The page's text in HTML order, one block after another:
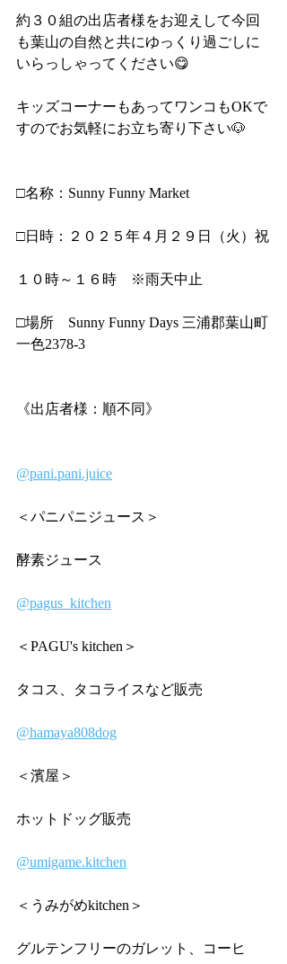
約３０組の出店者様をお迎えして今回
も葉山の自然と共にゆっくり過ごしに
いらっしゃってください😋
キッズコーナーもあってワンコもOKで
すのでお気軽にお立ち寄り下さい🐶
□名称：Sunny Funny Market
□日時：２０２５年４月２９日（火）祝
１０時～１６時　※雨天中止
□場所　Sunny Funny Days 三浦郡葉山町
一色2378-3
《出店者様：順不同》
@pani.pani.juice
＜パニパニジュース＞
酵素ジュース
@pagus_kitchen
＜PAGU's kitchen＞
タコス、タコライスなど販売
@hamaya808dog
＜濱屋＞
ホットドッグ販売
@umigame.kitchen
＜うみがめkitchen＞
グルテンフリーのガレット、コーヒ